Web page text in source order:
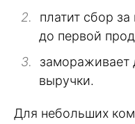
платит сбор
до первой
замораживает
выручки.
Для небольших